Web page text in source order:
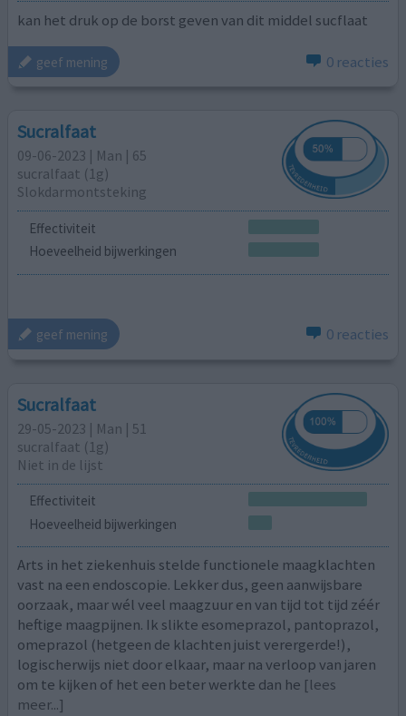
kan het druk op de borst geven van dit middel sucflaat
geef mening 0 reacties
Sucralfaat
09-06-2023 | Man | 65
sucralfaat (1g)
Slokdarmontsteking
Effectiviteit
Hoeveelheid bijwerkingen
geef mening 0 reacties
Sucralfaat
29-05-2023 | Man | 51
sucralfaat (1g)
Niet in de lijst
Effectiviteit
Hoeveelheid bijwerkingen
Arts in het ziekenhuis stelde functionele maagklachten
vast na een endoscopie. Lekker dus, geen aanwijsbare
oorzaak, maar wél veel maagzuur en van tijd tot tijd zéér
heftige maagpijnen. Ik slikte esomeprazol, pantoprazol,
omeprazol (hetgeen de klachten juist verergerde!),
logischerwijs niet door elkaar, maar na verloop van jaren
om te kijken of het een beter werkte dan he [lees
meer...]